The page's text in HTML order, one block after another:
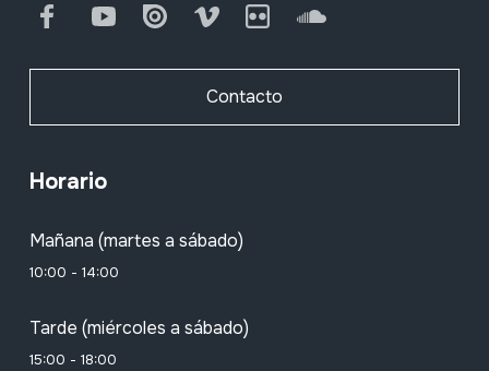
FacebookYoutube Issuu Vimeo Flickr SoundCloud
Contacto
Horario
Mañana (martes a sábado)
10:00 - 14:00
Tarde (miércoles a sábado)
15:00 - 18:00